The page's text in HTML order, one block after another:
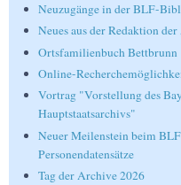
Neuzugänge in der BLF-
Neues aus der Redaktion
Ortsfamilienbuch Bettbrunn
Online-
Vortrag "Vorstellung des
Hauptstaatsarchivs"
Neuer Meilenstein beim
Personendatensätze
Tag der Archive 2026